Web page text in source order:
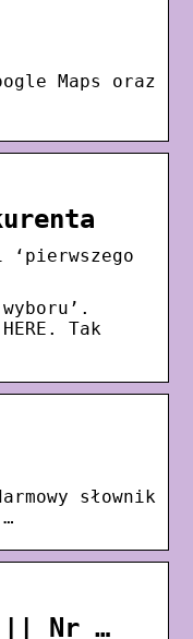
Maps oraz
Tak
słownik
|| Nr …